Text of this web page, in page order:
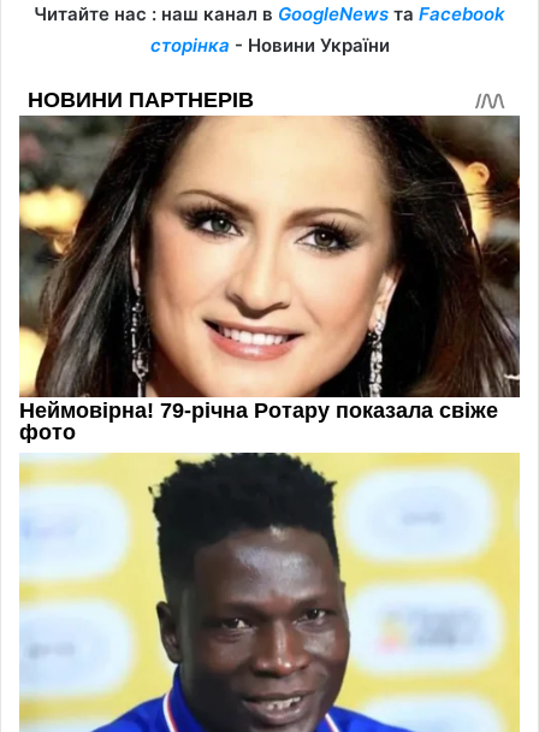
Читайте нас : наш канал в GoogleNews та Facebook
сторінка - Новини України